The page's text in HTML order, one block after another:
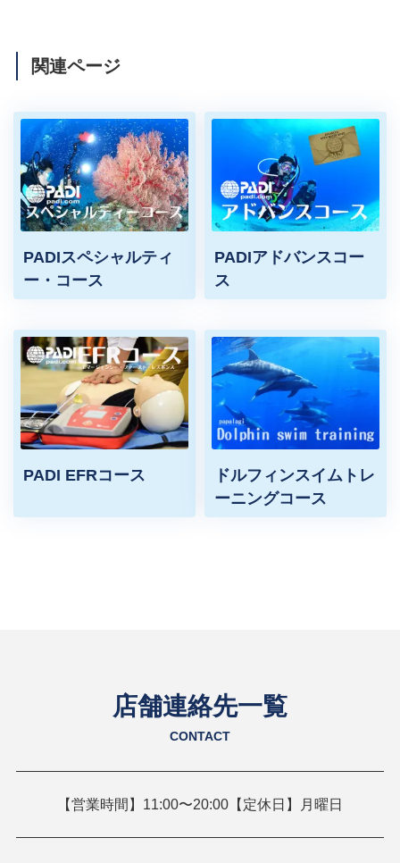
関連ページ
PADIスペシャルティ
ー・コース
PADIアドバンスコー
ス
PADI EFRコース
ドルフィンスイムトレ
ーニングコース
店舗連絡先一覧
CONTACT
【営業時間】11:00〜20:00【定休日】月曜日